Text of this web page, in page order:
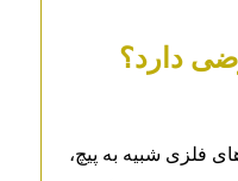
دارد؟
فلزی شبیه به پیچ،